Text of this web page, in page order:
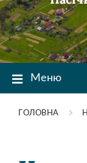
Меню
ГОЛОВНА